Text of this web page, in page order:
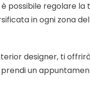
possibile regolare
in ogni zona
designer, ti
un